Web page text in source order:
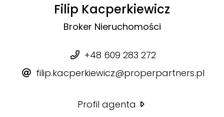
Filip Kacperkiewicz
Broker Nieruchomości
+48 609 283 272
filip.kacperkiewicz@properpartners.pl
Profil agenta